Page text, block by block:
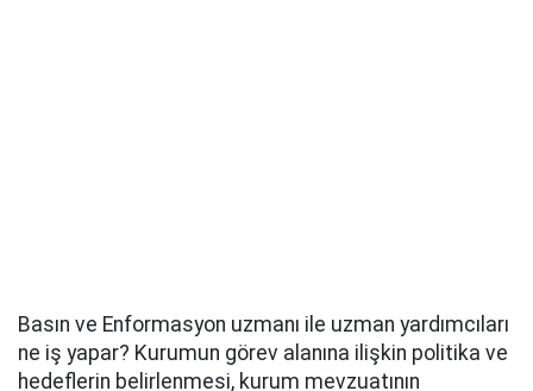
Basın ve Enformasyon uzmanı ile uzman yardımcıları
ne iş yapar? Kurumun görev alanına ilişkin politika ve
hedeflerin belirlenmesi, kurum mevzuatının